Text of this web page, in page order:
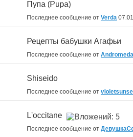
Пупа (Pupa)
Последнее сообщение от Verda
Рецепты бабушки Агафьи
Последнее сообщение от Andromeda
Shiseido
Последнее сообщение от
L'occitane
Последнее сообщение от